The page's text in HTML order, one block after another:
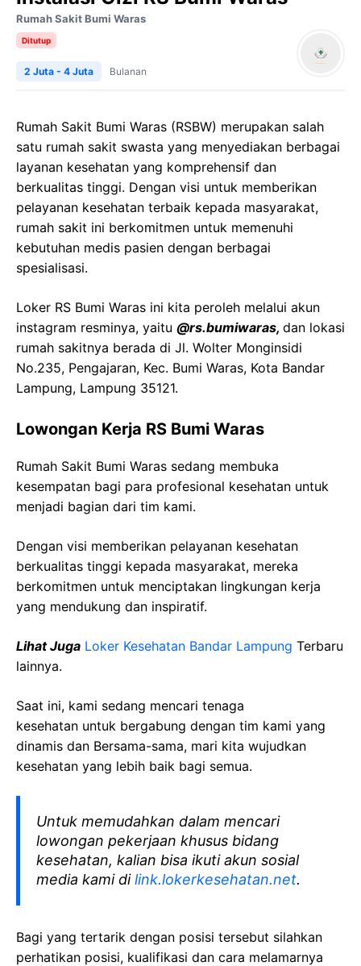
Rumah Sakit Bumi Waras
Ditutup
2 Juta - 4 Juta Bulanan
Rumah Sakit Bumi Waras (RSBW) merupakan salah
satu rumah sakit swasta yang menyediakan berbagai
layanan kesehatan yang komprehensif dan
berkualitas tinggi. Dengan visi untuk memberikan
pelayanan kesehatan terbaik kepada masyarakat,
rumah sakit ini berkomitmen untuk memenuhi
kebutuhan medis pasien dengan berbagai
spesialisasi.
Loker RS Bumi Waras ini kita peroleh melalui akun
instagram resminya, yaitu @rs.bumiwaras, dan lokasi
rumah sakitnya berada di Jl. Wolter Monginsidi
No.235, Pengajaran, Kec. Bumi Waras, Kota Bandar
Lampung, Lampung 35121.
Lowongan Kerja RS Bumi Waras
Rumah Sakit Bumi Waras sedang membuka
kesempatan bagi para profesional kesehatan untuk
menjadi bagian dari tim kami.
Dengan visi memberikan pelayanan kesehatan
berkualitas tinggi kepada masyarakat, mereka
berkomitmen untuk menciptakan lingkungan kerja
yang mendukung dan inspiratif.
Lihat Juga Loker Kesehatan Bandar Lampung Terbaru
lainnya.
Saat ini, kami sedang mencari tenaga
kesehatan untuk bergabung dengan tim kami yang
dinamis dan Bersama-sama, mari kita wujudkan
kesehatan yang lebih baik bagi semua.
Untuk memudahkan dalam mencari
lowongan pekerjaan khusus bidang
kesehatan, kalian bisa ikuti akun sosial
media kami dilink.lokerkesehatan.net.
Bagi yang tertarik dengan posisi tersebut silahkan
perhatikan posisi, kualifikasi dan cara melamarnya